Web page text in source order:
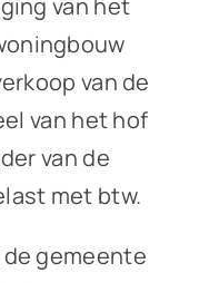
van het
van de
van het hof
van de
met btw.
gemeente